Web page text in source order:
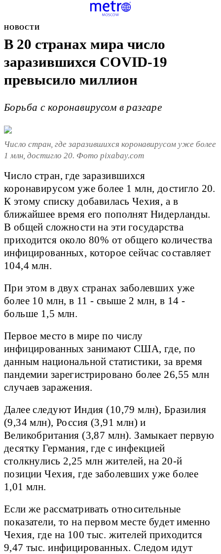
НОВОСТИ
В 20 странах мира число
заразившихся COVID-19
превысило миллион
Борьба с коронавирусом в разгаре
Число стран, где заразившихся коронавирусом уже более
1 млн, достигло 20. Фото pixabay.com
Число стран, где заразившихся
коронавирусом уже более 1 млн, достигло 20.
К этому списку добавилась Чехия, а в
ближайшее время его пополнят Нидерланды.
В общей сложности на эти государства
приходится около 80% от общего количества
инфицированных, которое сейчас составляет
104,4 млн.
При этом в двух странах заболевших уже
более 10 млн, в 11 - свыше 2 млн, в 14 -
больше 1,5 млн.
Первое место в мире по числу
инфицированных занимают США, где, по
данным национальной статистики, за время
пандемии зарегистрировано более 26,55 млн
случаев заражения.
Далее следуют Индия (10,79 млн), Бразилия
(9,34 млн), Россия (3,91 млн) и
Великобритания (3,87 млн). Замыкает первую
десятку Германия, где с инфекцией
столкнулись 2,25 млн жителей, на 20-й
позиции Чехия, где заболевших уже более
1,01 млн.
Если же рассматривать относительные
показатели, то на первом месте будет именно
Чехия, где на 100 тыс. жителей приходится
9,47 тыс. инфицированных. Следом идут